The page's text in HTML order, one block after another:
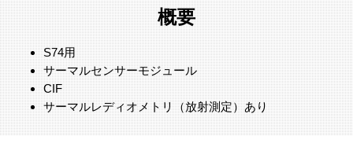
概要
S74用
サーマルセンサーモジュール
CIF
サーマルレディオメトリ（放射測定）あり